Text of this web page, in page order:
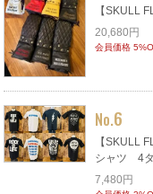
【SKULL
20,680円
会員価格
No.6
【SKULL
シャツ 4
7,480円